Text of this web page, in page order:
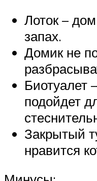
Лоток –
запах.
Домик не
Биотуалет
подойдет
Закрытый
нравится